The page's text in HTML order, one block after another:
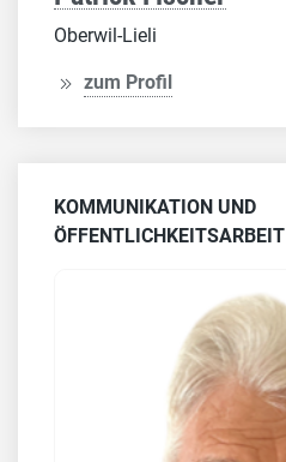
Oberwil-Lieli
zum Profil
KOMMUNIKATION UND
ÖFFENTLICHKEITSARBEIT